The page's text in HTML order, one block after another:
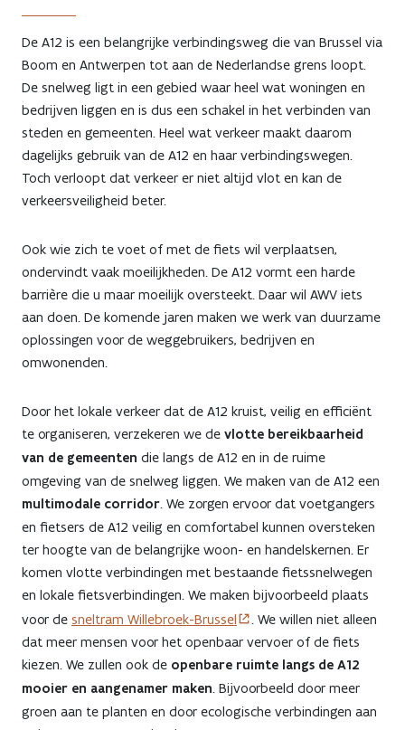
De A12 is een belangrijke verbindingsweg die van Brussel via
Boom en Antwerpen tot aan de Nederlandse grens loopt.
De snelweg ligt in een gebied waar heel wat woningen en
bedrijven liggen en is dus een schakel in het verbinden van
steden en gemeenten. Heel wat verkeer maakt daarom
dagelijks gebruik van de A12 en haar verbindingswegen.
Toch verloopt dat verkeer er niet altijd vlot en kan de
verkeersveiligheid beter.
Ook wie zich te voet of met de fiets wil verplaatsen,
ondervindt vaak moeilijkheden. De A12 vormt een harde
barrière die u maar moeilijk oversteekt. Daar wil AWV iets
aan doen. De komende jaren maken we werk van duurzame
oplossingen voor de weggebruikers, bedrijven en
omwonenden.
Door het lokale verkeer dat de A12 kruist, veilig en efficiënt
te organiseren, verzekeren we de vlotte bereikbaarheid
van de gemeenten die langs de A12 en in de ruime
omgeving van de snelweg liggen. We maken van de A12 een
multimodale corridor . We zorgen ervoor dat voetgangers
en fietsers de A12 veilig en comfortabel kunnen oversteken
ter hoogte van de belangrijke woon- en handelskernen. Er
komen vlotte verbindingen met bestaande fietssnelwegen
en lokale fietsverbindingen. We maken bijvoorbeeld plaats
voor de sneltram Willebroek-Brussel
. We willen niet alleen
dat meer mensen voor het openbaar vervoer of de fiets
kiezen. We zullen ook de openbare ruimte langs de A12
mooier en aangenamer maken . Bijvoorbeeld door meer
groen aan te planten en door ecologische verbindingen aan